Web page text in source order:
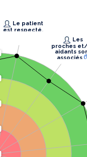
est respecté.
proches
aidants
associés